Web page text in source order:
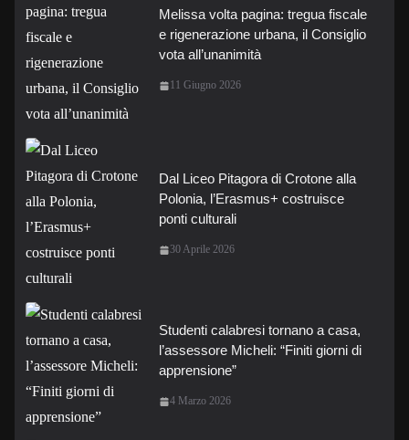
Melissa volta pagina: tregua fiscale
e rigenerazione urbana, il Consiglio
vota all’unanimità
11 Giugno 2026
Dal Liceo Pitagora di Crotone alla
Polonia, l’Erasmus+ costruisce
ponti culturali
30 Aprile 2026
Studenti calabresi tornano a casa,
l’assessore Micheli: “Finiti giorni di
apprensione”
4 Marzo 2026